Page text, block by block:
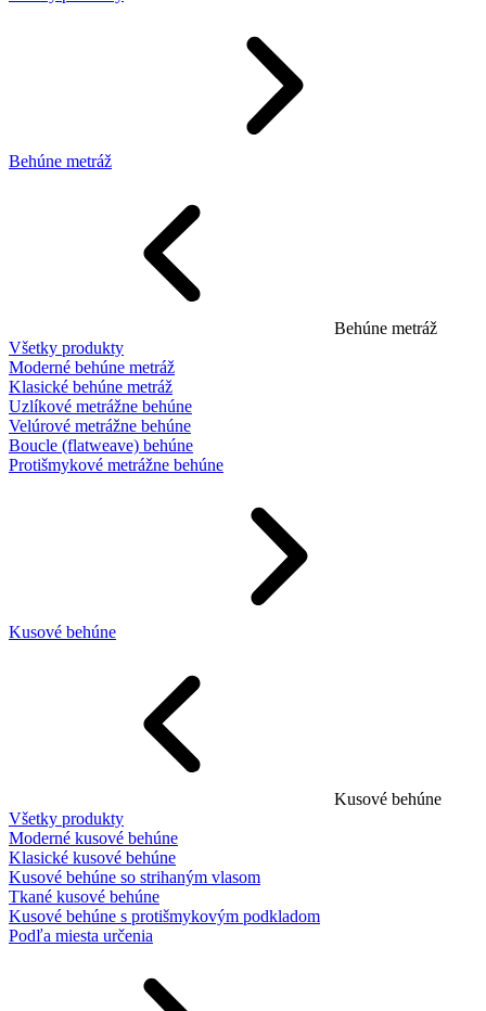
Behúne metráž
Behúne metráž
Všetky produkty
Moderné behúne metráž
Klasické behúne metráž
Uzlíkové metrážne behúne
Velúrové metrážne behúne
Boucle (flatweave) behúne
Protišmykové metrážne behúne
Kusové behúne
Kusové behúne
Všetky produkty
Moderné kusové behúne
Klasické kusové behúne
Kusové behúne so strihaným vlasom
Tkané kusové behúne
Kusové behúne s protišmykovým podkladom
Podľa miesta určenia